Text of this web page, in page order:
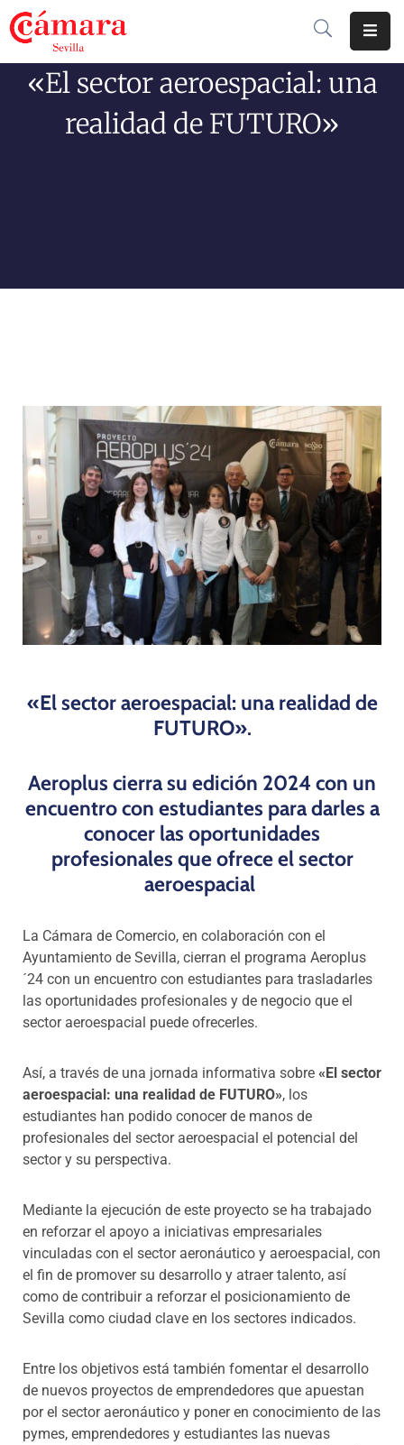
Cámara
Comercio
Programas
«El sector aeroespacial: una
realidad de FUTURO»
«El sector aeroespacial: una realidad de
FUTURO».
Aeroplus cierra su edición 2024 con un
encuentro con estudiantes para darles a
conocer las oportunidades
profesionales que ofrece el sector
aeroespacial
La Cámara de Comercio, en colaboración con el
Ayuntamiento de Sevilla, cierran el programa Aeroplus
´24 con un encuentro con estudiantes para trasladarles
las oportunidades profesionales y de negocio que el
sector aeroespacial puede ofrecerles.
Así, a través de una jornada informativa sobre «El sector
aeroespacial: una realidad de FUTURO», los
estudiantes han podido conocer de manos de
profesionales del sector aeroespacial el potencial del
sector y su perspectiva.
Mediante la ejecución de este proyecto se ha trabajado
en reforzar el apoyo a iniciativas empresariales
vinculadas con el sector aeronáutico y aeroespacial, con
el fin de promover su desarrollo y atraer talento, así
como de contribuir a reforzar el posicionamiento de
Sevilla como ciudad clave en los sectores indicados.
Entre los objetivos está también fomentar el desarrollo
de nuevos proyectos de emprendedores que apuestan
por el sector aeronáutico y poner en conocimiento de las
pymes, emprendedores y estudiantes las nuevas